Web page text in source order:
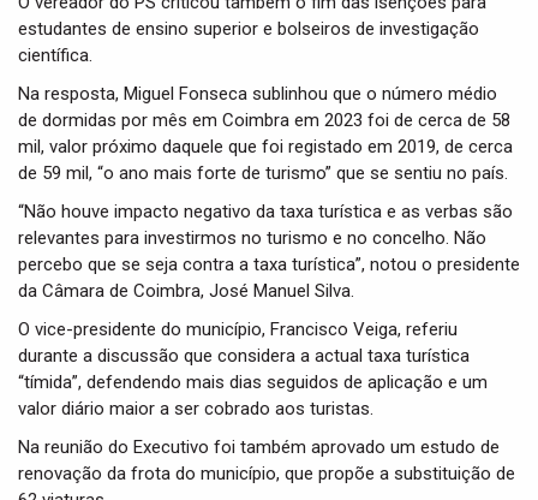
estudantes de ensino superior e bolseiros de investigação
científica.
Na resposta, Miguel Fonseca sublinhou que o número médio
de dormidas por mês em Coimbra em 2023 foi de cerca de 58
mil, valor próximo daquele que foi registado em 2019, de cerca
de 59 mil, “o ano mais forte de turismo” que se sentiu no país.
“Não houve impacto negativo da taxa turística e as verbas são
relevantes para investirmos no turismo e no concelho. Não
percebo que se seja contra a taxa turística”, notou o presidente
da Câmara de Coimbra, José Manuel Silva.
O vice-presidente do município, Francisco Veiga, referiu
durante a discussão que considera a actual taxa turística
“tímida”, defendendo mais dias seguidos de aplicação e um
valor diário maior a ser cobrado aos turistas.
Na reunião do Executivo foi também aprovado um estudo de
renovação da frota do município, que propõe a substituição de